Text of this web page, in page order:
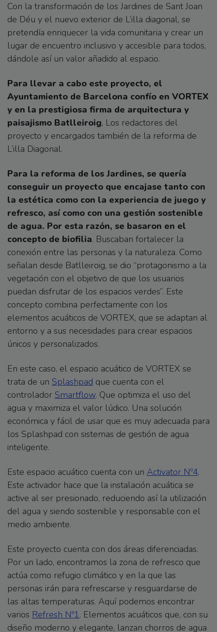
Con la transformación de los Jardines de Sant Joan
de Déu y el nuevo exterior de L’illa diagonal, se
pretendía enriquecer la vida comunitaria y crear un
lugar de encuentro inclusivo y accesible para todos,
dándole así un valor añadido al espacio.
Para llevar a cabo este proyecto, el
Ayuntamiento de Barcelona confío en VORTEX
y en la prestigiosa firma de arquitectura y
paisajismo Batlleiroig, Los redactores del
proyecto y encargados también de la reforma de
L’illa Diagonal.
Para la reforma de los Jardines, se quería
conseguir un proyecto que encajase tanto con
la estética como con la experiencia de juego y
refresco, así como con una gestión sostenible
de agua. Por esta razón, se basaron en el
concepto de biofilia. Buscaban fortalecer la
conexión entre las personas y la naturaleza. Como
señalan desde Batlleiroig, se dio “protagonismo a la
vegetación con el objetivo de que los usuarios
puedan disfrutar de los espacios verdes”. Este
concepto combina perfectamente con los
elementos acuáticos de VORTEX, que se adaptan al
entorno y a sus necesidades para crear espacios
únicos y personalizados.
En este caso, el espacio acuático de VORTEX se
trata de un Splashpad que cuenta con el
controlador Smartflow. Que optimiza el uso del
agua y maximiza el valor lúdico. Una solución
económica y fácil de usar que es muy adecuada para
los Splashpad con sistemas de gestión de agua
inteligente.
Este espacio acuático cuenta con un Activator Nº4.
Este activador hace que la instalación acuática se
active al ser presionado, reduciendo así la utilización
del agua y siendo sostenible y responsable con el
medio ambiente.
Este proyecto cuenta con dos áreas diferenciadas.
Por un lado, encontramos la zona de refresco que
actúa como refugio climático y en la que las
personas irán para refrescarse y resguardarse de
las altas temperaturas. Aquí podemos encontrar
varios Refresh Nº1. Elementos acuáticos que, con su
diseño moderno y elegante, lanzan chorros de agua